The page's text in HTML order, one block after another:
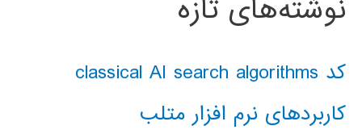
نوشته‌های تازه
کد classical AI search algorithms
کاربردهای نرم افزار متلب